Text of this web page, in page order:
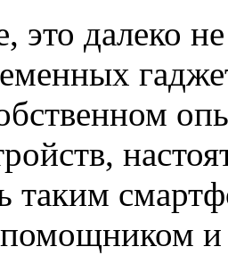
это далеко
таким
и